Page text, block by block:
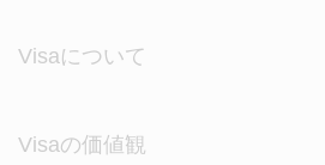
Visaについて
Visaの価値観